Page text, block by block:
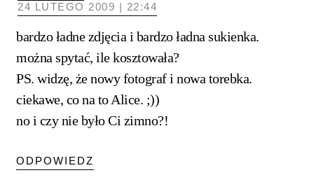
24 LUTEGO 2009 | 22:44
bardzo ładne zdjęcia i bardzo ładna sukienka.
można spytać, ile kosztowała?
PS. widzę, że nowy fotograf i nowa torebka.
ciekawe, co na to Alice. ;))
no i czy nie było Ci zimno?!
ODPOWIEDZ